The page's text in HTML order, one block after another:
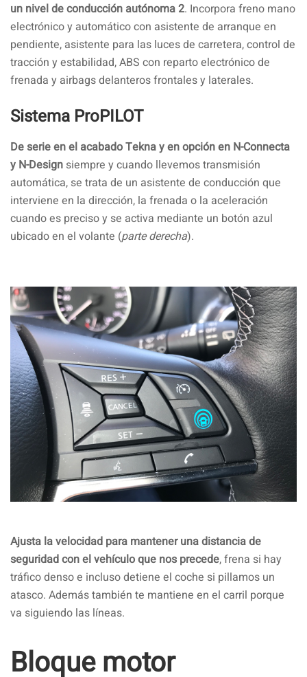
un nivel de conducción autónoma 2. Incorpora freno mano
electrónico y automático con asistente de arranque en
pendiente, asistente para las luces de carretera, control de
tracción y estabilidad, ABS con reparto electrónico de
frenada y airbags delanteros frontales y laterales.
Sistema ProPILOT
De serie en el acabado Tekna y en opción en N-Connecta
y N-Design siempre y cuando llevemos transmisión
automática, se trata de un asistente de conducción que
interviene en la dirección, la frenada o la aceleración
cuando es preciso y se activa mediante un botón azul
ubicado en el volante (parte derecha).
Ajusta la velocidad para mantener una distancia de
seguridad con el vehículo que nos precede, frena si hay
tráfico denso e incluso detiene el coche si pillamos un
atasco. Además también te mantiene en el carril porque
va siguiendo las líneas.
Bloque motor